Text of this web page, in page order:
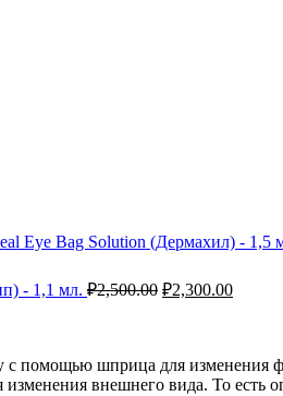
Eye Bag Solution (Дермахил) - 1,5
- 1,1 мл. ₽2,500.00 Первоначальная
₽2,300.00
с помощью шприца для
внешнего вида. То есть